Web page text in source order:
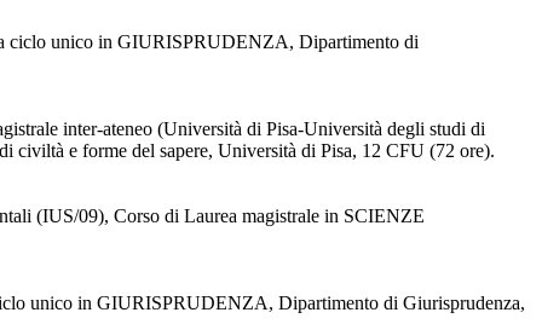
ciclo unico in GIURISPRUDENZA, Dipartimento di
inter-ateneo (Università di Pisa-Università degli studi di
e forme del sapere, Università di Pisa, 12 CFU (72 ore).
(IUS/09), Corso di Laurea magistrale in SCIENZE
unico in GIURISPRUDENZA, Dipartimento di Giurisprudenza,